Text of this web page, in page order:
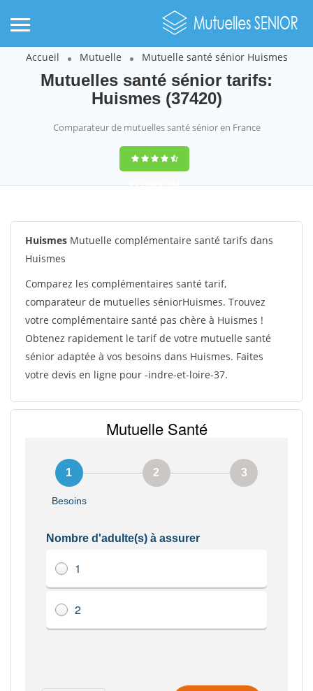
Accueil Mutuelle Mutuelle santé sénior Huismes
Mutuelles santé sénior tarifs:
Huismes (37420)
Comparateur de mutuelles santé sénior en France
9,2(100%)242
Huismes Mutuelle complémentaire santé tarifs dans
Huismes
Comparez les complémentaires santé tarif,
comparateur de mutuelles séniorHuismes. Trouvez
votre complémentaire santé pas chère à Huismes !
Obtenez rapidement le tarif de votre mutuelle santé
sénior adaptée à vos besoins dans Huismes. Faites
votre devis en ligne pour -indre-et-loire-37.